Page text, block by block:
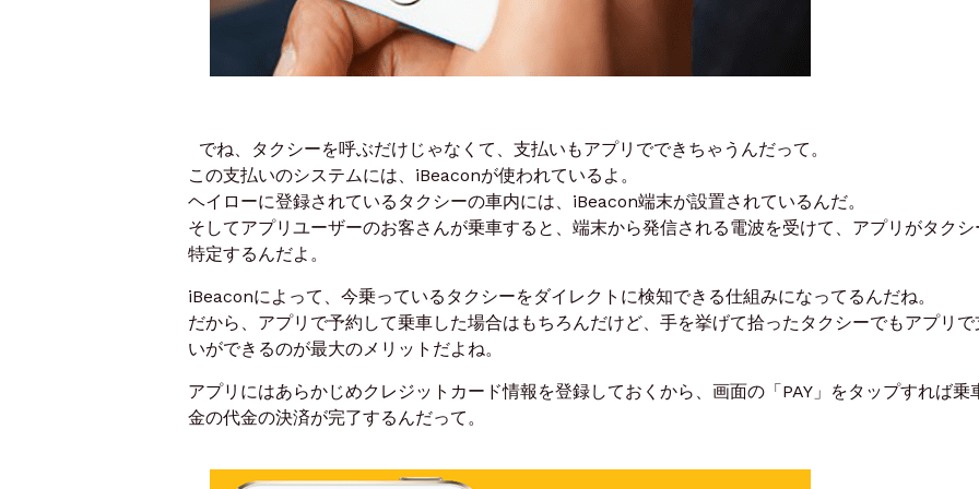
でね、タクシーを呼ぶだけじゃなくて、支払いもアプリでできちゃうんだって。
この支払いのシステムには、iBeaconが使われているよ。
ヘイローに登録されているタクシーの車内には、iBeacon端末が設置されているんだ。
そしてアプリユーザーのお客さんが乗車すると、端末から発信される電波を受けて、アプリがタクシ
特定するんだよ。
iBeaconによって、今乗っているタクシーをダイレクトに検知できる仕組みになってるんだね。
だから、アプリで予約して乗車した場合はもちろんだけど、手を挙げて拾ったタクシーでもアプリで
いができるのが最大のメリットだよね。
アプリにはあらかじめクレジットカード情報を登録しておくから、画面の「PAY」をタップすれば乗
金の代金の決済が完了するんだって。